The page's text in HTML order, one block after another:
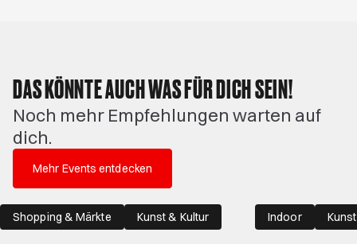
DAS KÖNNTE AUCH WAS FÜR DICH SEIN!
Noch mehr Empfehlungen warten auf
dich.
Mehr Events entdecken
Shopping & Märkte
Kunst & Kultur
Indoor